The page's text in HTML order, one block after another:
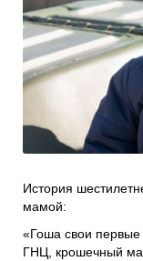
Боксы для
Нужна помощь?
Проекты
Программы
Справочник
Медиа
События и
Мы в СМИ
Банеры
История
мамой:
«Гоша свои первые
ГНЦ, крошечный